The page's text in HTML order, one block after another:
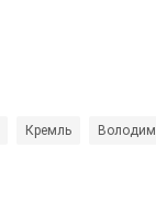
Кремль